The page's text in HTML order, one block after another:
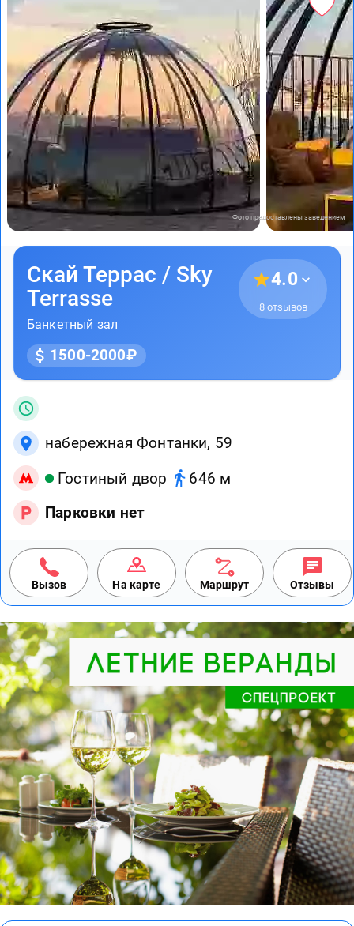
Фото предоставлены заведением
Скай Террас / Sky
Terrasse
Банкетный зал
4.0
8 отзывов
1500-2000₽
набережная Фонтанки, 59
Гостиный двор
646 м
Парковки нет
Вызов На карте Маршрут Отзывы